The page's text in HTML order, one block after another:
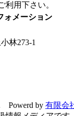
利用下さい。
ォメーション
林273-1
Powerd by 有限会